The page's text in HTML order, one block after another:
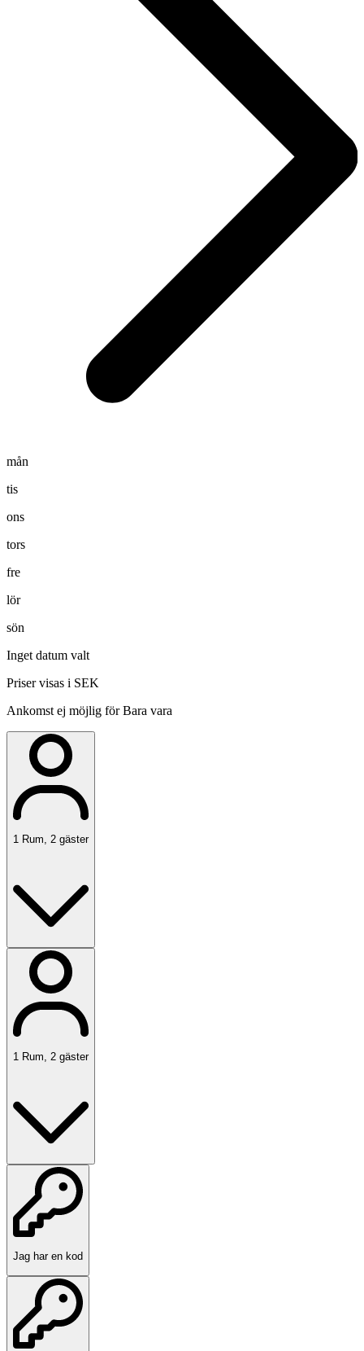
mån
tis
ons
tors
fre
lör
sön
Inget datum valt
Priser visas i SEK
Ankomst ej möjlig för Bara vara
1 Rum, 2 gäster
1 Rum 2 gäster
Jag har en kod